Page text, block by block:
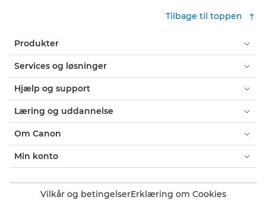
Tilbage til toppen
Produkter
Services og løsninger
Hjælp og support
Læring og uddannelse
Om Canon
Min konto
Vilkår og betingelserErklæring om Cookies